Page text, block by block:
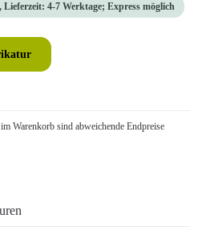
4-7 Werktage; Express möglich
Warenkorb sind abweichende Endpreise